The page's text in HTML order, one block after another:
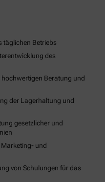
täglichen Betriebs
des
Beratung und
der Lagerhaltung und
gesetzlicher und
und
von Schulungen für das